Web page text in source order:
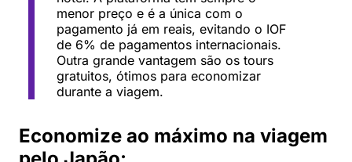
menor preço e é a única com o
pagamento já em reais, evitando o IOF
de 6% de pagamentos internacionais.
Outra grande vantagem são os tours
gratuitos, ótimos para economizar
durante a viagem.
Economize ao máximo na viagem